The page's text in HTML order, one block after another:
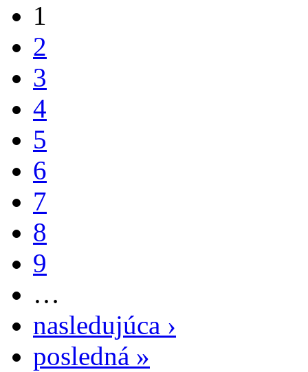
1
2
3
4
5
6
7
8
9
…
nasledujúca ›
posledná »